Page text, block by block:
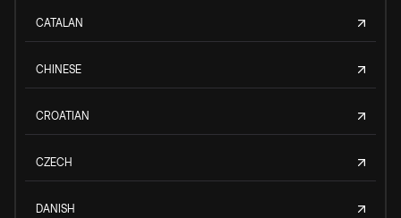
CATALAN
CHINESE
CROATIAN
CZECH
DANISH